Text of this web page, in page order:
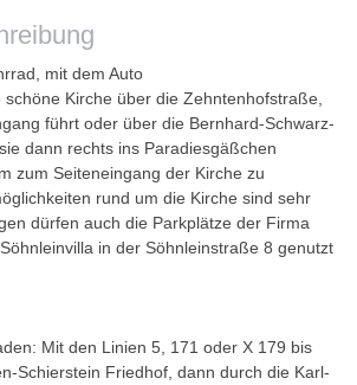
mit dem Auto
Kirche über die Zehntenhofstraße
führt oder über die Bernhard-Schwarz-
sie dann rechts ins Paradiesgäßchen
zum Seiteneingang der Kirche zu
rund um die Kirche sind sehr
dürfen auch die Parkplätze der Firma
in der Söhnleinstraße 8 genutzt
Mit den Linien 5, 171 oder X 179 bis
Schierstein Friedhof, dann durch die Karl-